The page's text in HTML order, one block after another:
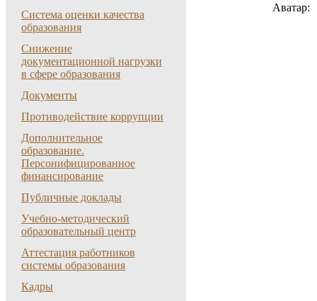
Система оценки качества
образования
Снижение
документационной нагрузки
в сфере образования
Документы
Противодействие коррупции
Дополнительное
образование.
Персонифицированное
финансирование
Публичные доклады
Учебно-методический
образовательный центр
Аттестация работников
системы образования
Кадры
Аватар: